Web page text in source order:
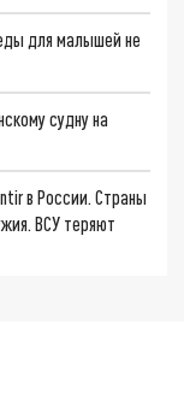
для малышей не
судну на
в России. Страны
ВСУ теряют